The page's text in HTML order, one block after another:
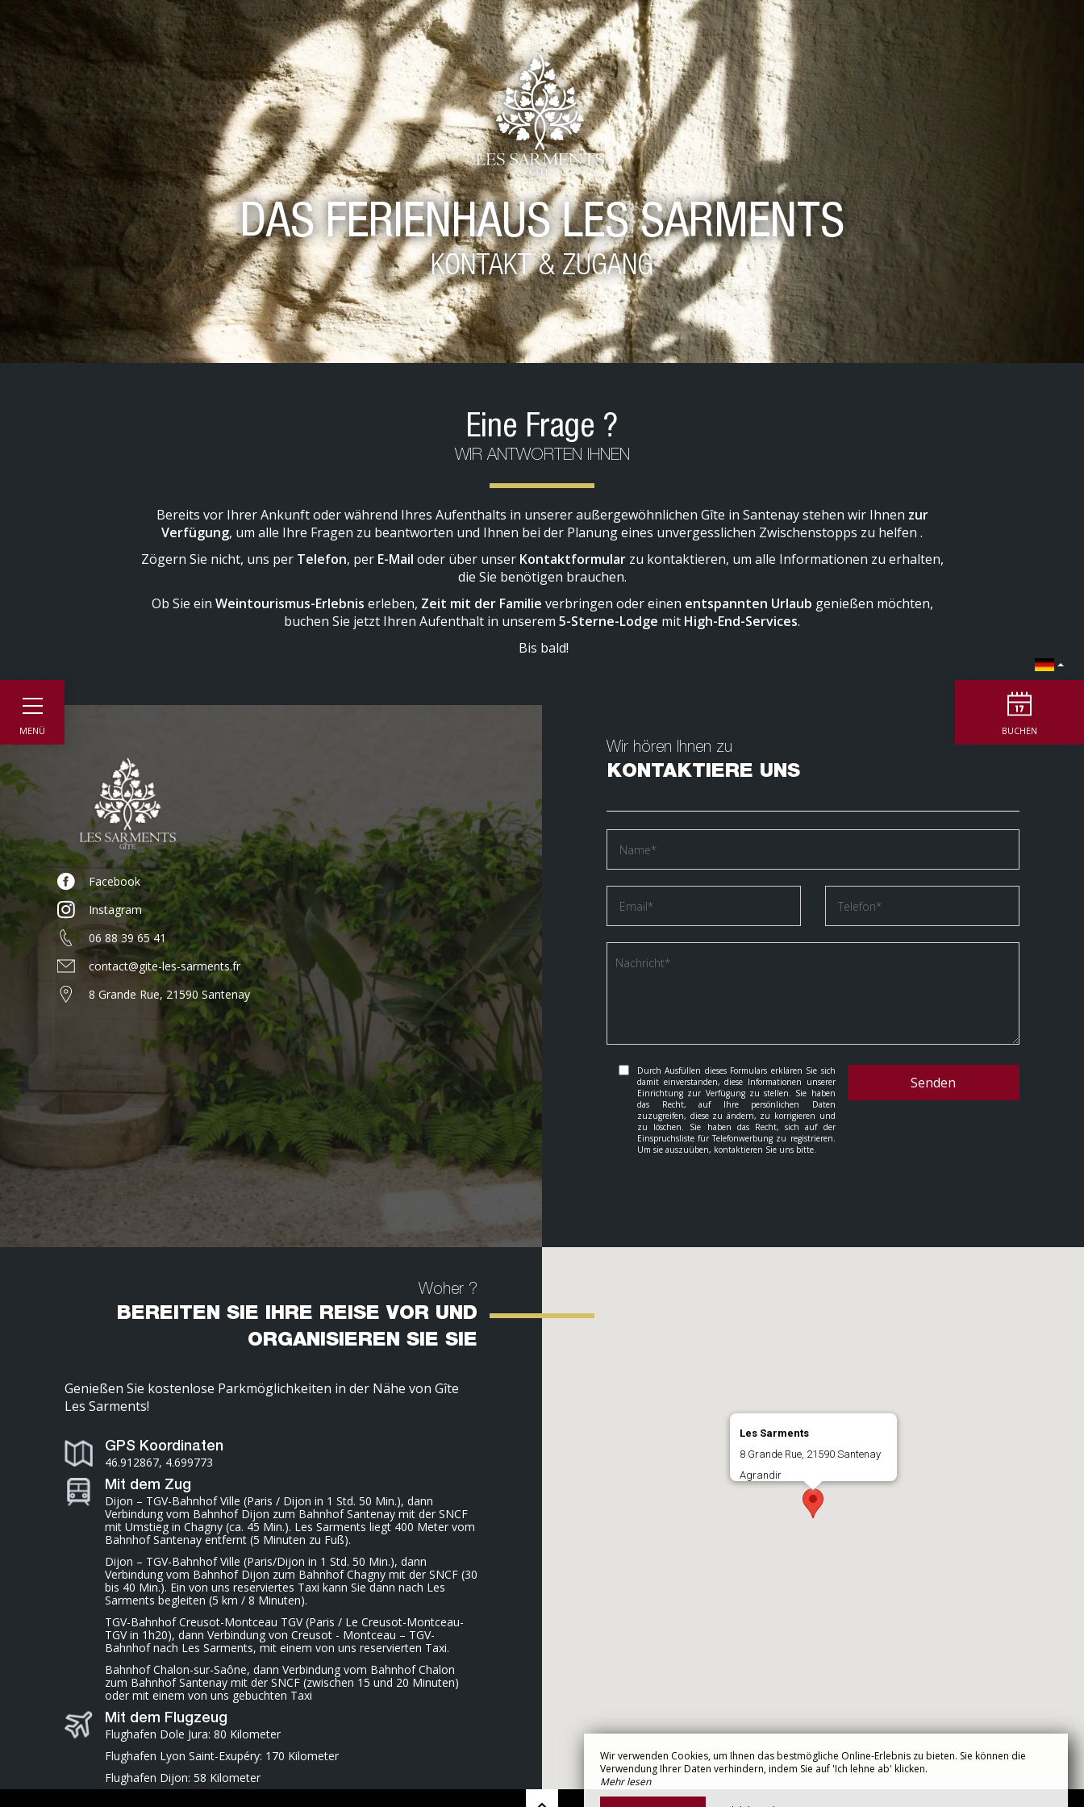
MENÜ BUCHEN
DAS FERIENHAUS LES SARMENTS
KONTAKT & ZUGANG
Eine Frage ?
WIR ANTWORTEN IHNEN
Bereits vor Ihrer Ankunft oder während Ihres Aufenthalts in unserer außergewöhnlichen Gîte in Santenay stehen wir Ihnen zur
Verfügung, um alle Ihre Fragen zu beantworten und Ihnen bei der Planung eines unvergesslichen Zwischenstopps zu helfen .
Zögern Sie nicht, uns per Telefon, per E-Mail oder über unser Kontaktformularzu kontaktieren, um alle Informationen zu erhalten,
die Sie benötigen brauchen.
Ob Sie ein Weintourismus-Erlebnis erleben, Zeit mit der Familie verbringen oder einen entspannten Urlaub genießen möchten,
buchen Sie jetzt Ihren Aufenthalt in unserem 5-Sterne-Lodge mit High-End-Services.
Bis bald!
Facebook
Instagram
06 88 39 65 41
contact@gite-les-sarments.fr
8 Grande Rue, 21590 Santenay
Wir hören Ihnen zu
KONTAKTIERE UNS
Durch Ausfüllen dieses Formulars erklären Sie sich
damit einverstanden, diese Informationen unserer
Einrichtung zur Verfügung zu stellen. Sie haben
das Recht, auf Ihre persönlichen Daten
zuzugreifen, diese zu ändern, zu korrigieren und
zu löschen. Sie haben das Recht, sich auf der
Einspruchsliste für Telefonwerbung zu registrieren.
Um sie auszuüben, kontaktieren Sie uns bitte.
Senden
Woher ?
BEREITEN SIE IHRE REISE VOR UND
ORGANISIEREN SIE SIE
Genießen Sie kostenlose Parkmöglichkeiten in der Nähe von Gîte
Les Sarments!
GPS Koordinaten
46.912867, 4.699773
Mit dem Zug
Dijon – TGV-Bahnhof Ville (Paris / Dijon in 1 Std. 50 Min.), dann
Verbindung vom Bahnhof Dijon zum Bahnhof Santenay mit der SNCF
mit Umstieg in Chagny (ca. 45 Min.). Les Sarments liegt 400 Meter vom
Bahnhof Santenay entfernt (5 Minuten zu Fuß).
Dijon – TGV-Bahnhof Ville (Paris/Dijon in 1 Std. 50 Min.), dann
Verbindung vom Bahnhof Dijon zum Bahnhof Chagny mit der SNCF (30
bis 40 Min.). Ein von uns reserviertes Taxi kann Sie dann nach Les
Sarments begleiten (5 km / 8 Minuten).
TGV-Bahnhof Creusot-Montceau TGV (Paris / Le Creusot-Montceau-
TGV in 1h20), dann Verbindung von Creusot - Montceau – TGV-
Bahnhof nach Les Sarments, mit einem von uns reservierten Taxi.
Bahnhof Chalon-sur-Saône, dann Verbindung vom Bahnhof Chalon
zum Bahnhof Santenay mit der SNCF (zwischen 15 und 20 Minuten)
oder mit einem von uns gebuchten Taxi
Mit dem Flugzeug
Flughafen Dole Jura: 80 Kilometer
Flughafen Lyon Saint-Exupéry: 170 Kilometer
Flughafen Dijon: 58 Kilometer
Les Sarments
8 Grande Rue, 21590 Santenay
Agrandir
Wir verwenden Cookies, um Ihnen das bestmögliche Online-Erlebnis zu bieten. Sie können die
Verwendung Ihrer Daten verhindern, indem Sie auf 'Ich lehne ab' klicken.
Mehr lesen